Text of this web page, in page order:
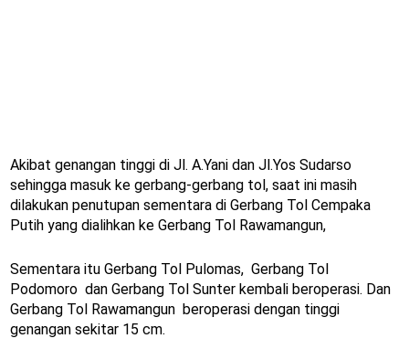
Akibat genangan tinggi di Jl. A.Yani dan Jl.Yos Sudarso
sehingga masuk ke gerbang-gerbang tol, saat ini masih
dilakukan penutupan sementara di Gerbang Tol Cempaka
Putih yang dialihkan ke Gerbang Tol Rawamangun,
Sementara itu Gerbang Tol Pulomas, Gerbang Tol
Podomoro dan Gerbang Tol Sunter kembali beroperasi. Dan
Gerbang Tol Rawamangun beroperasi dengan tinggi
genangan sekitar 15 cm.